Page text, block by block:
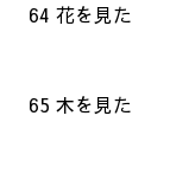
64 花を見た
65 木を見た